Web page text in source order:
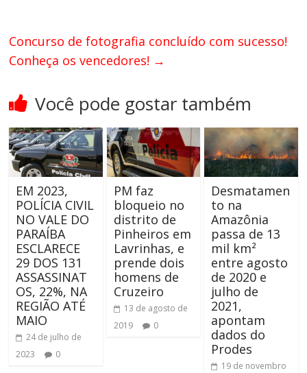
Concurso de fotografia concluído com sucesso!
Conheça os vencedores! →
Você pode gostar também
EM 2023,
POLÍCIA CIVIL
NO VALE DO
PARAÍBA
ESCLARECE
29 DOS 131
ASSASSINAT
OS, 22%, NA
REGIÃO ATÉ
MAIO
24 de julho de
2023
0
PM faz
bloqueio no
distrito de
Pinheiros em
Lavrinhas, e
prende dois
homens de
Cruzeiro
13 de agosto de
2019
0
Desmatamen
to na
Amazônia
passa de 13
mil km²
entre agosto
de 2020 e
julho de
2021,
apontam
dados do
Prodes
19 de novembro